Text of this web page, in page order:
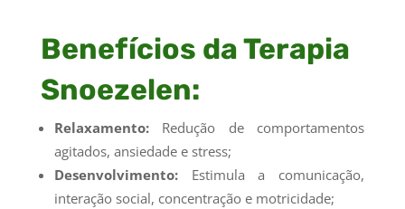
Benefícios da Terapia
Snoezelen:
Relaxamento:Redução de comportamentos
agitados, ansiedade e stress;
Desenvolvimento:Estimula a comunicação,
interação social, concentração e motricidade;